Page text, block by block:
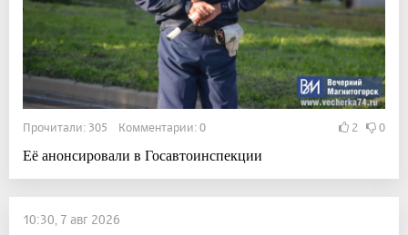
Прочитали: 305 Комментарии: 0 2 0
Её анонсировали в Госавтоинспекции
10:30, 7 авг 2026